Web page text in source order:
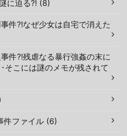
に迫る?! (8)
件?!なぜ少女は自宅で消えた
件?!残虐なる暴行強姦の末に
そこには謎のメモが残されて
件ファイル (6)